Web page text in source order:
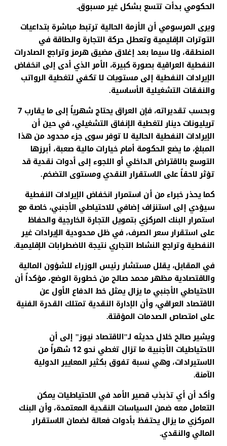
الحكومي بدأت تتسع بشكل غير مسبوق.
ويرى المرسومي أن الأزمة الحالية ترتبط مباشرة بتداعيات
التوترات الإقليمية وتعطل حركة التجارة والطاقة في
المنطقة، ولا سيما بعد إغلاق مضيق هرمز وتراجع الصادرات
النفطية العراقية بصورة كبيرة، الأمر الذي أدى إلى انخفاض
الإيرادات النفطية إلى مستويات لا تكفي لتغطية الرواتب
والنفقات التشغيلية الأساسية.
وبحسب تقديراته، فإن العراق يحتاج شهرياً إلى ما يقارب 7
تريليونات دينار لتغطية الإنفاق التشغيلي، في حين أن
الإيرادات النفطية الحالية لا توفر سوى جزء محدود من هذا
المبلغ، ما يضع الحكومة أمام خيارات مالية صعبة، أبرزها
التوسع بالاقتراض الداخلي أو اللجوء إلى أدوات نقدية قد
تؤثر لاحقاً على الاستقرار النقدي ومستوى التضخم.
كما يحذر خبراء من أن استمرار انخفاض الإيرادات النفطية
سيؤدي إلى استنزاف إضافي للاحتياطي الأجنبي، خاصة مع
استمرار البنك المركزي بتمويل التجارة الخارجية والحفاظ
على استقرار سعر الصرف، في ظل محدودية الإيرادات غير
النفطية وتراجع النشاط التجاري نتيجة الاضطرابات الإقليمية.
في المقابل، يقلل مستشار رئيس الوزراء للشؤون المالية
والاقتصادية مظهر محمد صالح من خطورة الوضع، مؤكداً أن
الاحتياطي الأجنبي ما يزال يمثل خط الدفاع الأول عن
الاقتصاد العراقي، وأن الإدارة النقدية تمتلك القدرة الفنية
على امتصاص الصدمات المؤقتة.
ويشير صالح خلال حديثه لـ"الاقتصاد نيوز" إلى أن
الاحتياطيات الأجنبية ما تزال تغطي نحو 12 شهراً من
الاستيرادات، وهي نسبة تفوق بكثير المعايير الدولية
الآمنة.
وأكد أن أي تذبذب قصير الأمد في الاحتياطيات يمكن
التعامل معه ضمن السياسات النقدية المعتمدة، وأن البنك
المركزي ما يزال يحتفظ بأدوات فعالة لضمان الاستقرار
المالي والنقدي.